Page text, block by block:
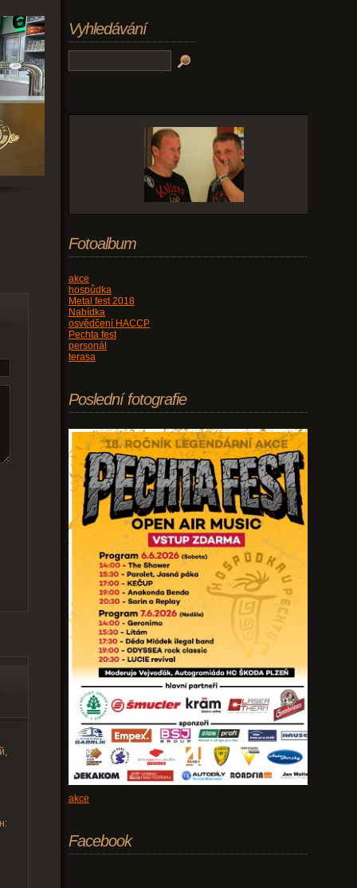
Vyhledávání
Fotoalbum
akce
hospůdka
Metal fest 2018
Nabídka
osvědčení HACCP
Pechta fest
personál
terasa
Poslední fotografie
akce
Facebook